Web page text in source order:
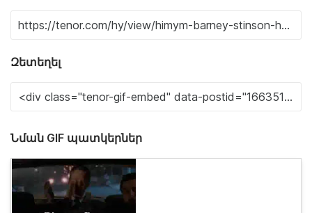
Զետեղել
Նման GIF պատկերներ